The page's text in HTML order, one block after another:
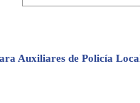
Auxiliares de Policía